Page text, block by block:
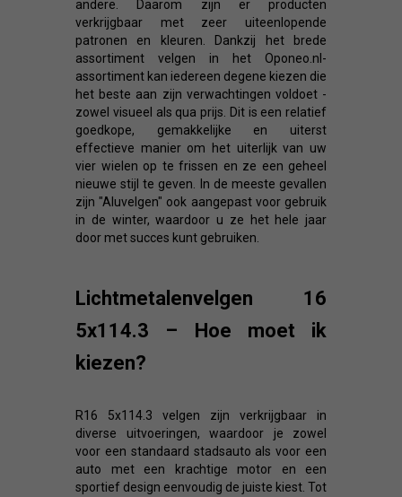
andere. Daarom zijn er producten
verkrijgbaar met zeer uiteenlopende
patronen en kleuren. Dankzij het brede
assortiment velgen in het Oponeo.nl-
assortiment kan iedereen degene kiezen die
het beste aan zijn verwachtingen voldoet -
zowel visueel als qua prijs. Dit is een relatief
goedkope, gemakkelijke en uiterst
effectieve manier om het uiterlijk van uw
vier wielen op te frissen en ze een geheel
nieuwe stijl te geven. In de meeste gevallen
zijn "Aluvelgen" ook aangepast voor gebruik
in de winter, waardoor u ze het hele jaar
door met succes kunt gebruiken.
Lichtmetalenvelgen 16
5x114.3 – Hoe moet ik
kiezen?
R16 5x114.3 velgen zijn verkrijgbaar in
diverse uitvoeringen, waardoor je zowel
voor een standaard stadsauto als voor een
auto met een krachtige motor en een
sportief design eenvoudig de juiste kiest. Tot